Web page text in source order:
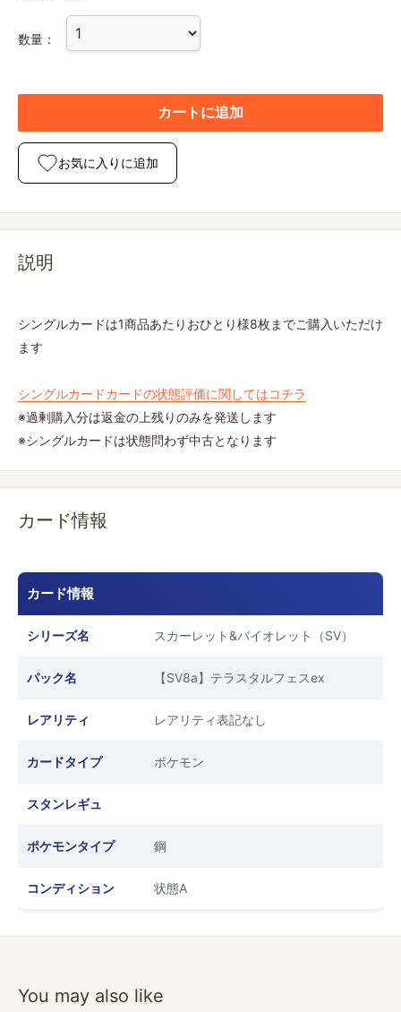
数量：
カートに追加
お気に入りに追加
説明
シングルカードは1商品あたりおひとり様8枚までご購入いただけ
ます
シングルカードカードの状態評価に関してはコチラ
※過剰購入分は返金の上残りのみを発送します
※シングルカードは状態問わず中古となります
カード情報
カード情報
シリーズ名 スカーレット&バイオレット（SV）
パック名 【SV8a】テラスタルフェスex
レアリティ レアリティ表記なし
カードタイプ ポケモン
スタンレギュ
ポケモンタイプ 鋼
コンディション 状態A
You may also like